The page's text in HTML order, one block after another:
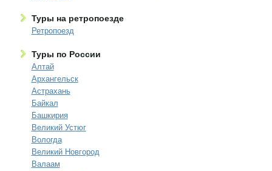
Туры на ретропоезде
Ретропоезд
Туры по России
Алтай
Архангельск
Астрахань
Байкал
Башкирия
Великий Устюг
Вологда
Великий Новгород
Валаам